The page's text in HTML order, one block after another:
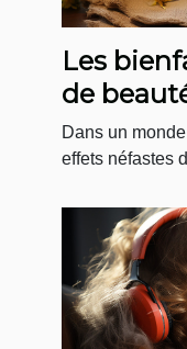
Les
de
Dans un
effets néfastes